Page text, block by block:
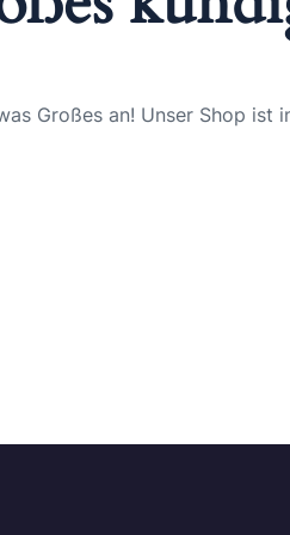
Großes an! Unser Shop